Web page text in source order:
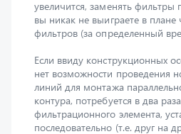
Если ввиду конструкционных
нет возможности проведения
линий для монтажа
контура, потребуется в два
фильтрационного элемента,
последовательно (т.е. друг на
понижение давления масла и
Однако тогда потребуется